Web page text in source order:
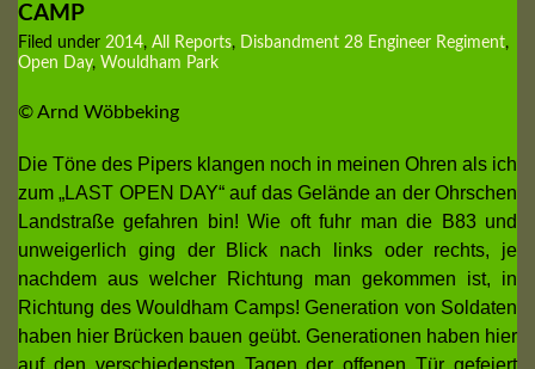
CAMP
Filed under 2014, All Reports, Disbandment 28 Engineer Regiment,
Open Day, Wouldham Park
© Arnd Wöbbeking
Die Töne des Pipers klangen noch in meinen Ohren als ich
zum „LAST OPEN DAY“ auf das Gelände an der Ohrschen
Landstraße gefahren bin! Wie oft fuhr man die B83 und
unweigerlich ging der Blick nach links oder rechts, je
nachdem aus welcher Richtung man gekommen ist, in
Richtung des Wouldham Camps! Generation von Soldaten
haben hier Brücken bauen geübt. Generationen haben hier
auf den verschiedensten Tagen der offenen Tür gefeiert